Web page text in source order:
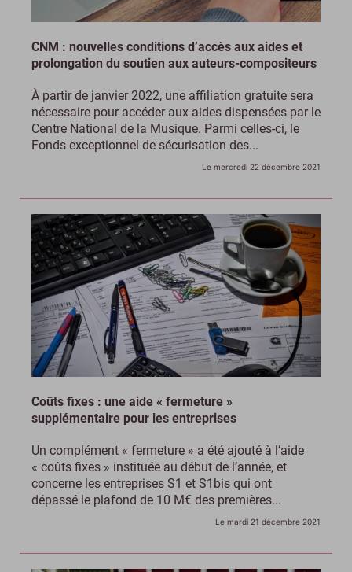
CNM : nouvelles conditions d’accès aux aides et
prolongation du soutien aux auteurs-compositeurs
À partir de janvier 2022, une affiliation gratuite sera
nécessaire pour accéder aux aides dispensées par le
Centre National de la Musique. Parmi celles-ci, le
Fonds exceptionnel de sécurisation des...
Le mercredi 22 décembre 2021
Coûts fixes : une aide « fermeture »
supplémentaire pour les entreprises
Un complément « fermeture » a été ajouté à l’aide
« coûts fixes » instituée au début de l’année, et
concerne les entreprises S1 et S1bis qui ont
dépassé le plafond de 10 M€ des premières...
Le mardi 21 décembre 2021